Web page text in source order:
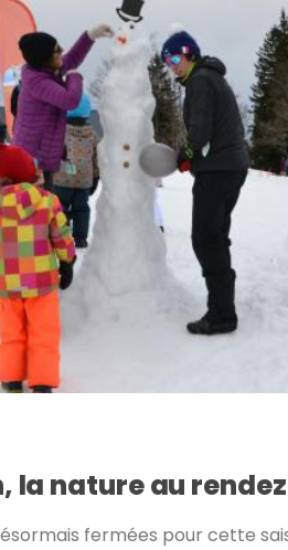
la nature au
fermées pour cette